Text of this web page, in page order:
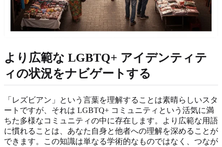
より広範な LGBTQ+ アイデンティテ
ィの状況をナビゲートする
「レズビアン」という言葉を理解することは素晴らしいスタ
ートですが、それは LGBTQ+ コミュニティという活気に満
ちた多様なコミュニティの中に存在します。より広範な用語
に慣れることは、あなた自身と他者への理解を深めることが
できます。この知識は単なる学術的なものではなく、つなが